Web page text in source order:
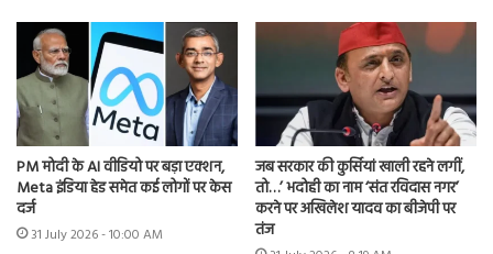
PM मोदी के AI वीडियो पर बड़ा एक्शन,
Meta इंडिया हेड समेत कई लोगों पर केस
दर्ज
31 July 2026 - 10:00 AM
जब सरकार की कुर्सियां खाली रहने लगीं,
तो…’ भदोही का नाम ‘संत रविदास नगर’
करने पर अखिलेश यादव का बीजेपी पर
तंज